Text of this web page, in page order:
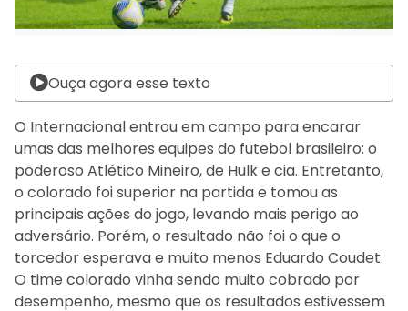
Ouça agora esse texto
O Internacional entrou em campo para encarar
umas das melhores equipes do futebol brasileiro: o
poderoso Atlético Mineiro, de Hulk e cia. Entretanto,
o colorado foi superior na partida e tomou as
principais ações do jogo, levando mais perigo ao
adversário. Porém, o resultado não foi o que o
torcedor esperava e muito menos Eduardo Coudet.
O time colorado vinha sendo muito cobrado por
desempenho, mesmo que os resultados estivessem